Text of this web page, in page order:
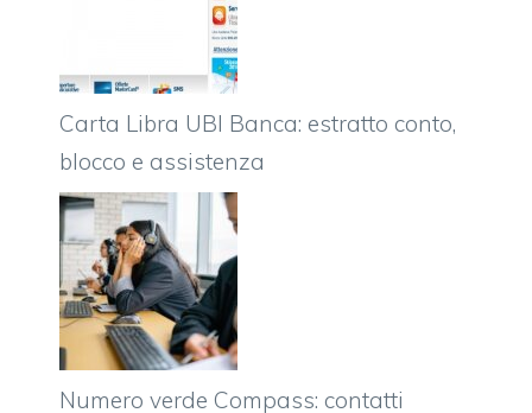
Carta Libra UBI Banca: estratto conto,
blocco e assistenza
Numero verde Compass: contatti